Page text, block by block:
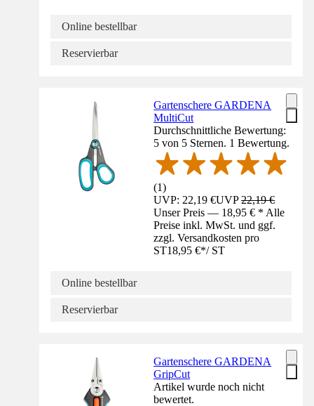
Online bestellbar
Reservierbar
Gartenschere GARDENA
MultiCut
Durchschnittliche Bewertung:
5 von 5 Sternen. 1 Bewertung.
(1)
UVP: 22,19 €UVP22,19 €
Unser Preis — 18,95 € * Alle
Preise inkl. MwSt. und ggf.
zzgl. Versandkosten pro
ST18,95 €*/ ST
Online bestellbar
Reservierbar
Gartenschere GARDENA
GripCut
Artikel wurde noch nicht
bewertet.